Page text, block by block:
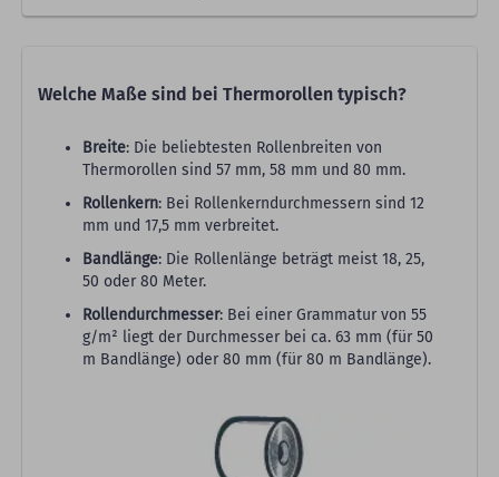
Welche Maße sind bei Thermorollen typisch?
Breite: Die beliebtesten Rollenbreiten von
Thermorollen sind 57 mm, 58 mm und 80 mm.
Rollenkern: Bei Rollenkerndurchmessern sind 12
mm und 17,5 mm verbreitet.
Bandlänge: Die Rollenlänge beträgt meist 18, 25,
50 oder 80 Meter.
Rollendurchmesser: Bei einer Grammatur von 55
g/m² liegt der Durchmesser bei ca. 63 mm (für 50
m Bandlänge) oder 80 mm (für 80 m Bandlänge).